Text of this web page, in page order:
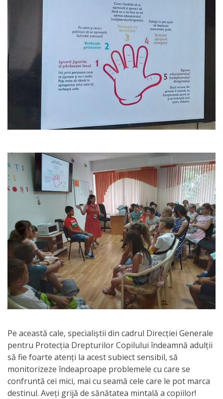
Pe această cale, specialiștii din cadrul Direcției Generale
pentru Protecția Drepturilor Copilului îndeamnă adulții
să fie foarte atenți la acest subiect sensibil, să
monitorizeze îndeaproape problemele cu care se
confruntă cei mici, mai cu seamă cele care le pot marca
destinul. Aveți grijă de sănătatea mintală a copiilor!